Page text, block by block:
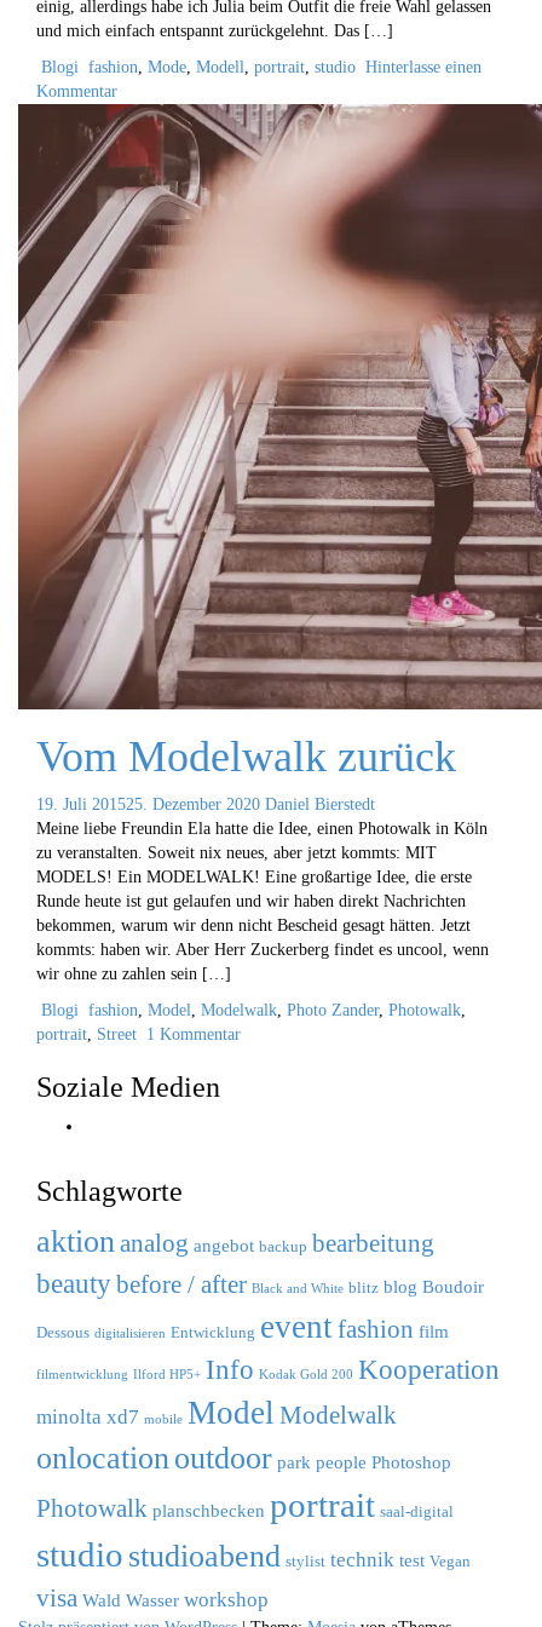
einig, allerdings habe ich Julia beim Outfit die freie Wahl gelassen
und mich einfach entspannt zurückgelehnt. Das […]
Blogi fashion Mode Modell portrait studio Hinterlasse einen
Kommentar
Vom Modelwalk zurück
19. Juli 201525. Dezember 2020 Daniel Bierstedt
Meine liebe Freundin Ela hatte die Idee, einen Photowalk in Köln
zu veranstalten. Soweit nix neues, aber jetzt kommts: MIT
MODELS! Ein MODELWALK! Eine großartige Idee, die erste
Runde heute ist gut gelaufen und wir haben direkt Nachrichten
bekommen, warum wir denn nicht Bescheid gesagt hätten. Jetzt
kommts: haben wir. Aber Herr Zuckerberg findet es uncool, wenn
wir ohne zu zahlen sein […]
Blogi fashion Model Modelwalk Photo Zander, Photowalk
portrait Street 1 Kommentar
Soziale Medien
Schlagworte
aktion analog angebot backup bearbeitung
beautybefore / after Black and White blitz blog Boudoir
Dessous digitalisieren Entwicklung eventfashion film
filmentwicklung Ilford HP5+ Info Kodak Gold 200 Kooperation
minolta xd7 mobile Model Modelwalk
onlocation outdoor park people Photoshop
Photowalk planschbecken portrait saal-digital
studio studioabend stylist technik test Vegan
visa Wald Wasser workshop